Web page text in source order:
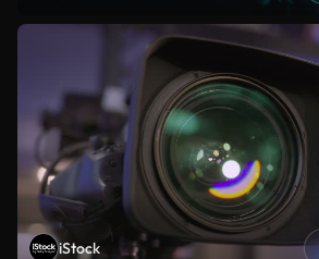
iStock